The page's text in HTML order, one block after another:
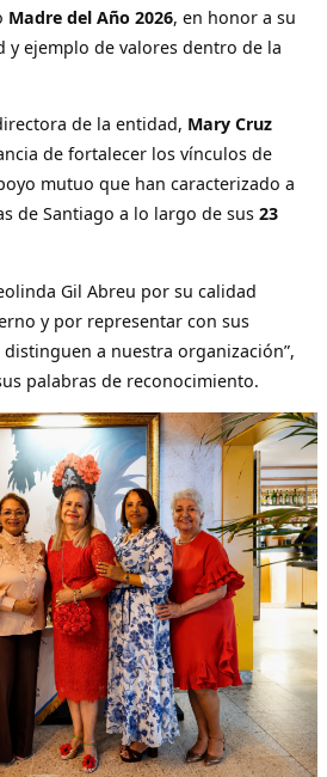
Madre del Año 2026, en honor a su
y ejemplo de valores dentro de la
de la entidad, Mary Cruz
de fortalecer los vínculos de
mutuo que han caracterizado a
de Santiago a lo largo de sus 23
Gil Abreu por su calidad
y por representar con sus
a nuestra organización”,
palabras de reconocimiento.